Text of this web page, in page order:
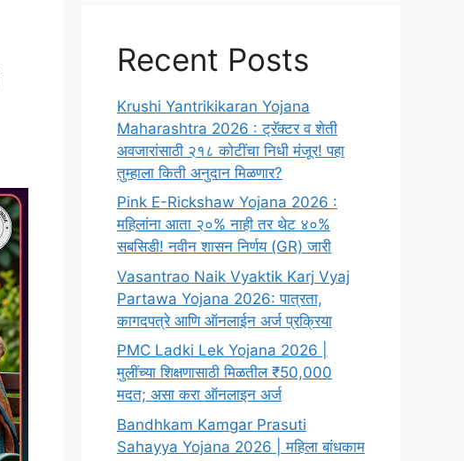
Recent Posts
Krushi Yantrikikaran Yojana
Maharashtra 2026 : ट्रॅक्टर व शेती
अवजारांसाठी २१८ कोटींचा निधी मंजूर! पहा
तुम्हाला किती अनुदान मिळणार?
Pink E-Rickshaw Yojana 2026 :
महिलांना आता २०% नाही तर थेट ४०%
सबसिडी! नवीन शासन निर्णय (GR) जारी
Vasantrao Naik Vyaktik Karj Vyaj
Partawa Yojana 2026: पात्रता,
कागदपत्रे आणि ऑनलाईन अर्ज प्रक्रिया
PMC Ladki Lek Yojana 2026 |
मुलींच्या शिक्षणासाठी मिळतील ₹50,000
मदत; असा करा ऑनलाइन अर्ज
Bandhkam Kamgar Prasuti
Sahayya Yojana 2026 | महिला बांधकाम